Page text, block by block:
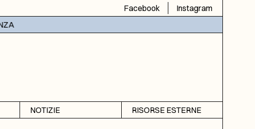
Facebook
Instagram
NOTIZIE
RISORSE ESTERNE